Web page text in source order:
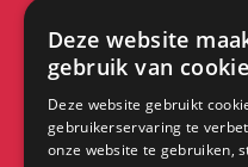
+31 (0)
Deze website
gebruik van
Deze website gebruikt
gebruikerservaring te
onze website te gebruiken,